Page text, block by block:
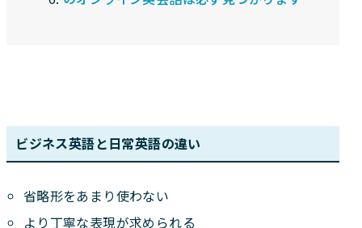
ビジネス英語と日常英語の違い
省略形をあまり使わない
より丁寧な表現が求められる